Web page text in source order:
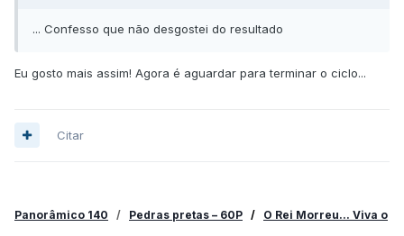
... Confesso que não desgostei do resultado
Eu gosto mais assim! Agora é aguardar para terminar o ciclo...
Citar
Panorâmico 140 / Pedras pretas – 60P / O Rei Morreu... Viva o